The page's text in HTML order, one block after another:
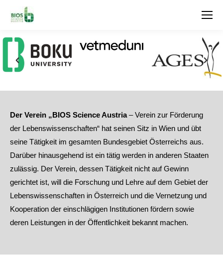
Search:
Der Verein „BIOS Science Austria– Verein zur Förderung
der Lebenswissenschaften“ hat seinen Sitz in Wien und übt
seine Tätigkeit im gesamten Bundesgebiet Österreichs aus.
Darüber hinausgehend ist ein tätig werden in anderen Staaten
zulässig. Der Verein, dessen Tätigkeit nicht auf Gewinn
gerichtet ist, will die Forschung und Lehre auf dem Gebiet der
Lebenswissenschaften in Österreich und die Vernetzung und
Kooperation der einschlägigen Institutionen fördern sowie
deren Leistungen in der Öffentlichkeit bekannt machen.